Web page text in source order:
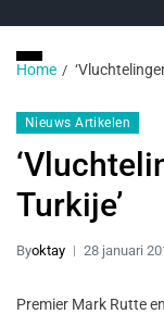
Home
Nieuws Artikelen
Turkije’
Byoktay 28 januari
Premier Mark Rutte